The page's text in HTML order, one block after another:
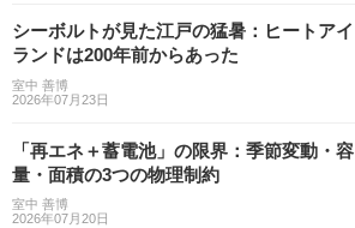
シーボルトが見た江戸の猛暑：ヒートアイ
ランドは200年前からあった
室中 善博
2026年07月23日
「再エネ＋蓄電池」の限界：季節変動・容
量・面積の3つの物理制約
室中 善博
2026年07月20日